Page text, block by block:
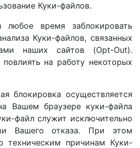
Куки-файлов.
время заблокировать
Куки-файлов, связанных
наших сайтов (Opt-Out).
на работу некоторых
блокировка осуществляется
Вашем браузере куки-файла
файл служит исключительно
Вашего отказа. При этом
техническим причинам Куки-